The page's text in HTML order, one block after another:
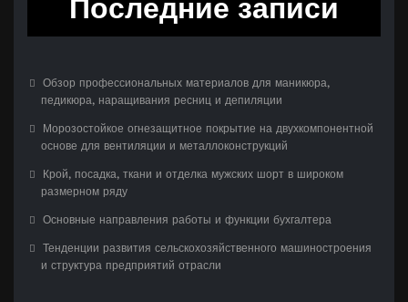
Последние записи
Обзор профессиональных материалов для маникюра,
педикюра, наращивания ресниц и депиляции
Морозостойкое огнезащитное покрытие на двухкомпонентной
основе для вентиляции и металлоконструкций
Крой, посадка, ткани и отделка мужских шорт в широком
размерном ряду
Основные направления работы и функции бухгалтера
Тенденции развития сельскохозяйственного машиностроения
и структура предприятий отрасли